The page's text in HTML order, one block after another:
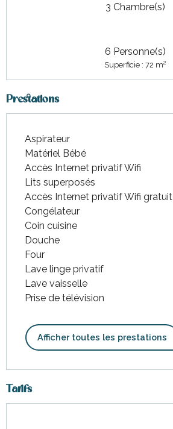
3 Chambre(s)
6 Personne(s)
Superficie : 72 m2
Prestations
Aspirateur
Matériel Bébé
Accès Internet privatif Wifi
Lits superposés
Accès Internet privatif Wifi gratuit
Congélateur
Coin cuisine
Douche
Four
Lave linge privatif
Lave vaisselle
Prise de télévision
Afficher toutes les prestations
Tarifs